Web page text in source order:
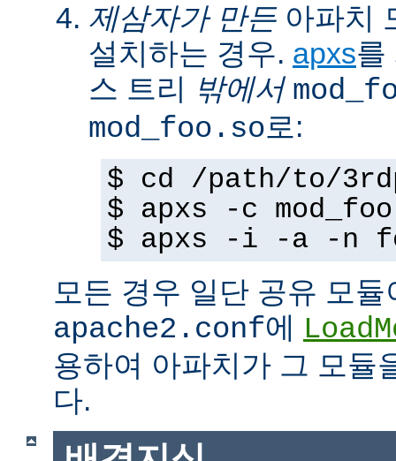
제삼자가 만든아파치
설치하는 경우. apxs를
스 트리 밖에서
mod_foo.so로:
$ cd /path/to/
$ apxs -c
$ apxs -i -a -n
모든 경우 일단 공유 모
apache2.conf에
용하여 아파치가 그 모듈
다.